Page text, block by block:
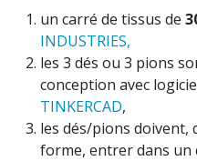
un carré de tissus de
INDUSTRIES,
les 3 dés ou 3 pions
conception avec
TINKERCAD,
les dés/pions doivent,
forme, entrer dans un